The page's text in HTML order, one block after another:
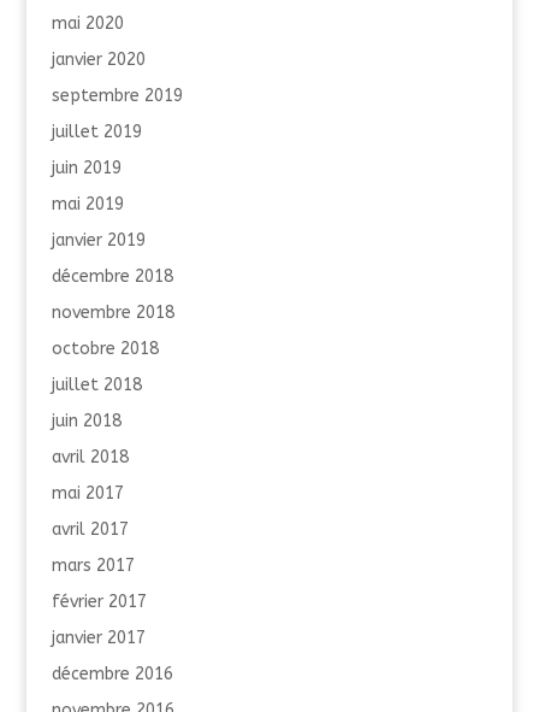
mai 2020
janvier 2020
septembre 2019
juillet 2019
juin 2019
mai 2019
janvier 2019
décembre 2018
novembre 2018
octobre 2018
juillet 2018
juin 2018
avril 2018
mai 2017
avril 2017
mars 2017
février 2017
janvier 2017
décembre 2016